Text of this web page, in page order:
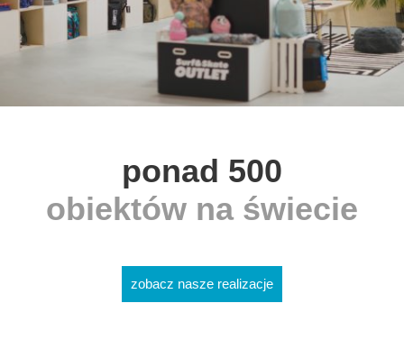
ponad 500
obiektów na świecie
zobacz nasze realizacje